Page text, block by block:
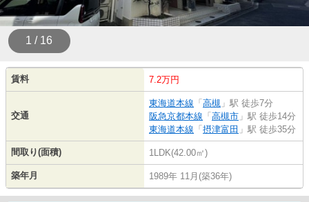
1 / 16
賃料 7.2万円
交通
東海道本線 「 高槻 」駅 徒歩7分
阪急京都本線 「 高槻市 」駅 徒歩14分
東海道本線 「 摂津富田 」駅 徒歩35分
間取り(面積) 1LDK(42.00㎡)
築年月 1989年 11月(築36年)